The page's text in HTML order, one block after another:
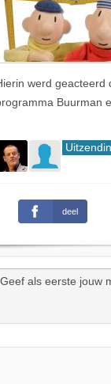
werd geacteerd
Buurman
deel